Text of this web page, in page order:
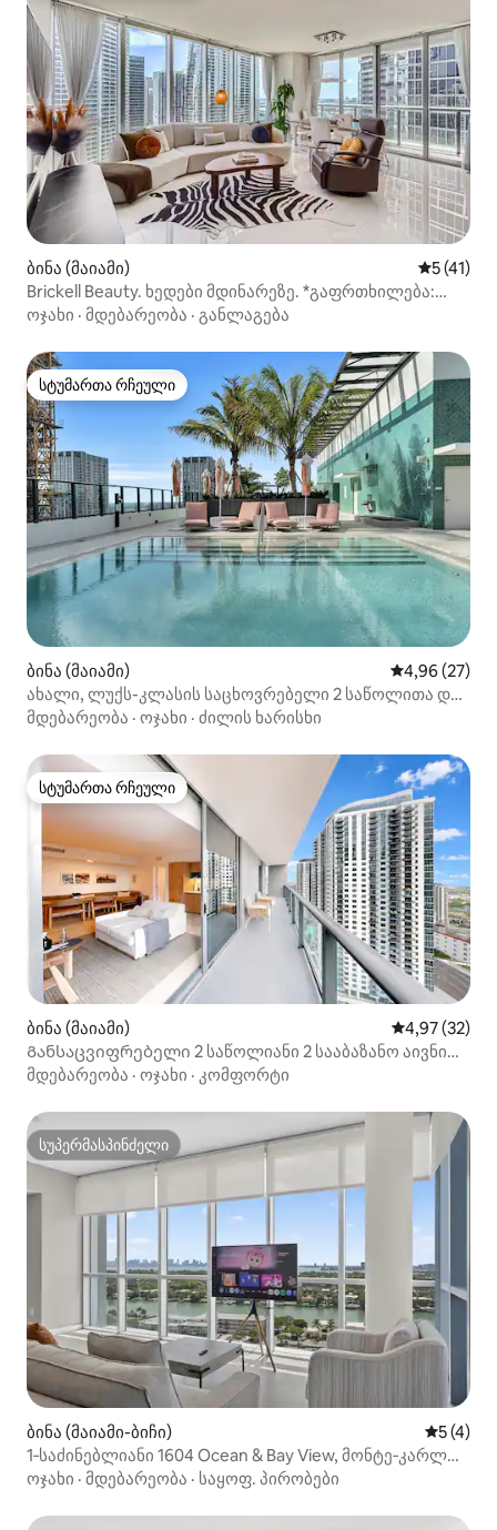
ბინა (მაიამი) საშუალო
5 (41)
Brickell Beauty. ხედები მდინარეზე. *გაფრთხილება:
ხედი აივნიდან*
ოჯახი · მდებარეობა · განლაგება
სტუმართა რჩეული
სტუმართა რჩეული
ბინა (მაიამი) საშუალო
4,96 (27)
ახალი, ლუქს-კლასის საცხოვრებელი 2 საწოლითა და
2 სააბაზანოთი მაიამის ცენტრში
მდებარეობა · ოჯახი · ძილის ხარისხი
სტუმართა რჩეული
სტუმართა რჩეული
ბინა (მაიამი) საშუალო
4,97 (32)
Განსაცვიფრებელი 2 საწოლიანი 2 სააბაზანო აივნით
და არაჩვეულებრივი ხედებით
მდებარეობა · ოჯახი · კომფორტი
სუპერმასპინძელი
სუპერმასპინძელი
ბინა (მაიამი-ბიჩი)
5 (4)
1‑საძინებლიანი 1604 Ocean & Bay View, მონტე‑კარლო,
მაიამი‑ბიჩი
ოჯახი · მდებარეობა · საყოფ. პირობები